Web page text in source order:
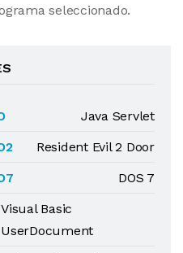
seleccionado.
Java Servlet
Resident Evil 2 Door
DOS 7
Visual Basic
UserDocument